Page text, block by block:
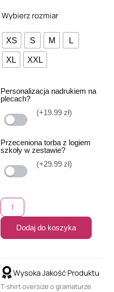
Wybierz rozmiar
XS S M L
XL XXL
Personalizacja nadrukiem na
plecach?
(+19.99 zł)
Przeceniona torba z logiem
szkoły w zestawie?
(+29.99 zł)
Dodaj do koszyka
Wysoka Jakość Produktu
T-shirt oversize o gramaturze